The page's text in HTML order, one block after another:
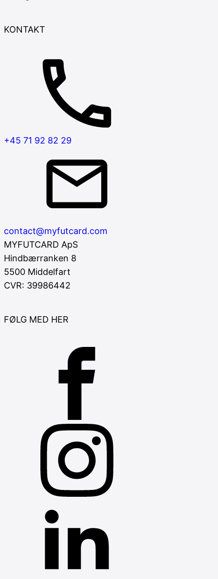
KONTAKT
+45 71 92 82 29
contact@myfutcard.com
MYFUTCARD ApS
Hindbærranken 8
5500 Middelfart
CVR: 39986442
FØLG MED HER